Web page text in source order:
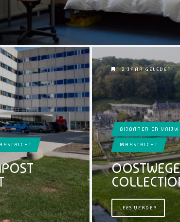
2 JAAR GELEDEN
BIJBANEN EN
MAASTRICHT
LEES VERDER